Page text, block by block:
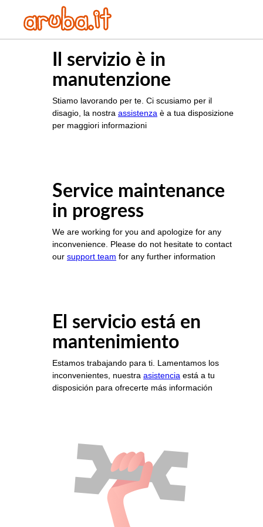
Il servizio è in
manutenzione
Stiamo lavorando per te. Ci scusiamo per il
disagio, la nostra assistenza è a tua disposizione
per maggiori informazioni
Service maintenance
in progress
We are working for you and apologize for any
inconvenience. Please do not hesitate to contact
our support team for any further information
El servicio está en
mantenimiento
Estamos trabajando para ti. Lamentamos los
inconvenientes, nuestra asistencia está a tu
disposición para ofrecerte más información